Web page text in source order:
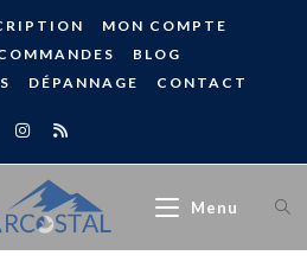
MON COMPTE
BLOG
DÉPANNAGE CONTACT
Menu